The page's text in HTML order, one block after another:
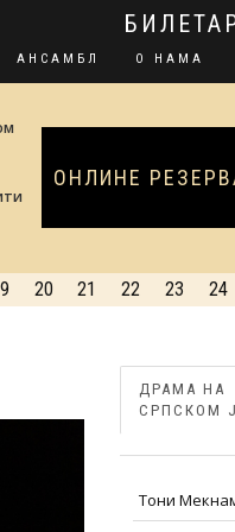
АНСАМБЛ О НАМА
ОНЛИНЕ
20 21 22 23 24
ДРАМА НА
СРПСКОМ
Тони